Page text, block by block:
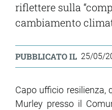
riflettere sulla
cambiamento
PUBBLICATO IL 25/05/
Capo ufficio resilienza,
Murley presso il